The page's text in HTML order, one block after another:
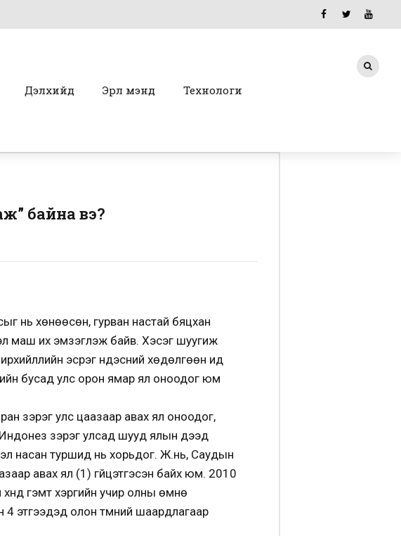
Дэлхийд Эрүүл мэнд Технологи
байна вэ?
нь хөнөөсөн, гурван настай бяцхан
маш их эмзэглэж байв. Хэсэг шуугиж
эсрэг үндэсний хөдөлгөөн ид
бусад улс орон ямар ял оноодог юм
зэрэг улс цаазаар авах ял оноодог,
Индонез зэрэг улсад шууд ялын дээд
насан туршид нь хорьдог. Ж.нь, Саудын
авах ял (1) гүйцэтгэсэн байх юм. 2010
гэмт хэргийн учир олны өмнө
4 этгээдэд олон түмний шаардлагаар